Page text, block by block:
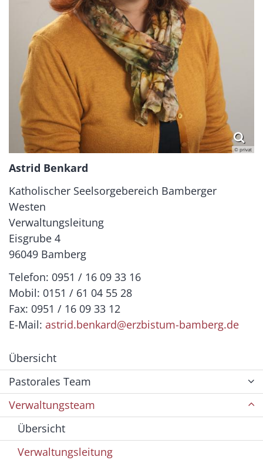
© privat
Astrid Benkard
Katholischer Seelsorgebereich Bamberger
Westen
Verwaltungsleitung
Eisgrube 4
96049 Bamberg
Telefon: 0951 / 16 09 33 16
Mobil: 0151 / 61 04 55 28
Fax: 0951 / 16 09 33 12
E-Mail: astrid.benkard@erzbistum-bamberg.de
Übersicht
Pastorales Team
Verwaltungsteam
Übersicht
Verwaltungsleitung